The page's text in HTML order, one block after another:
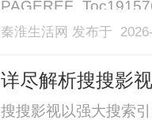
秦淮生活网 发布于
详尽解析搜搜影
搜搜影视以强大搜索